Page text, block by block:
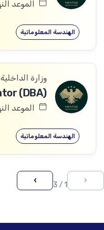
الموعد النهائي:
الهندسة المعلوماتية
وزارة الداخلية
الموعد النهائي:
الهندسة المعلوماتية
‹
1 / 3
›